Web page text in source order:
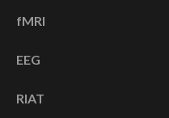
fMRI
EEG
RIAT